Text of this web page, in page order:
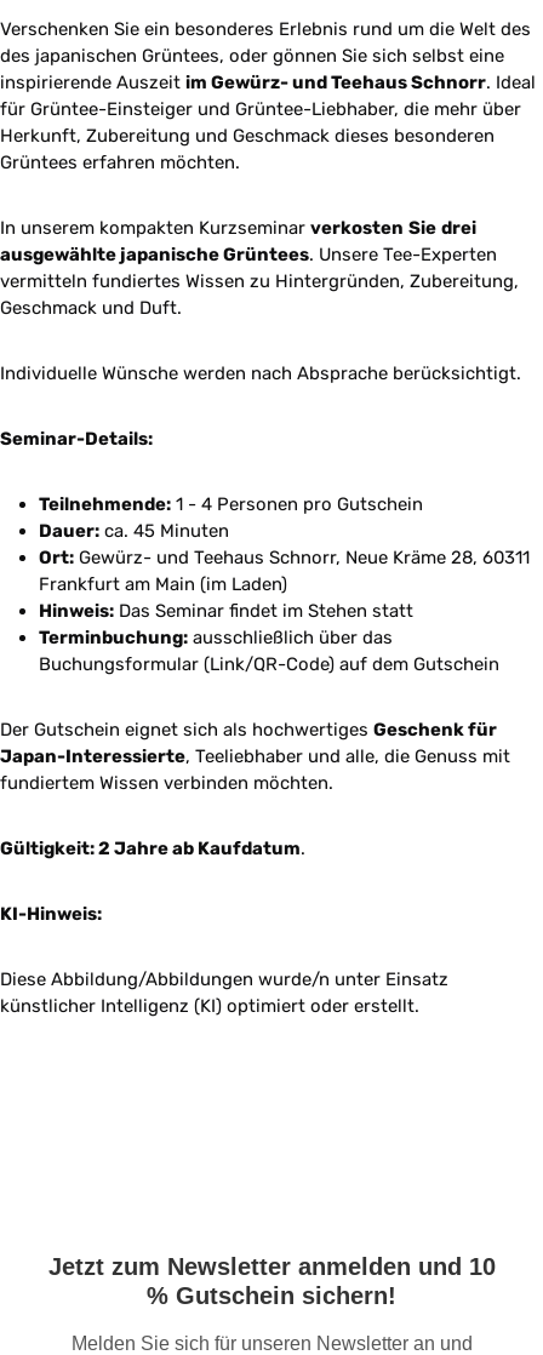
Verschenken Sie ein besonderes Erlebnis rund um die Welt des
des japanischen Grüntees, oder gönnen Sie sich selbst eine
inspirierende Auszeit im Gewürz- und Teehaus Schnorr. Ideal
für Grüntee-Einsteiger und Grüntee-Liebhaber, die mehr über
Herkunft, Zubereitung und Geschmack dieses besonderen
Grüntees erfahren möchten.
In unserem kompakten Kurzseminar verkosten Sie drei
ausgewählte japanische Grüntees. Unsere Tee-Experten
vermitteln fundiertes Wissen zu Hintergründen, Zubereitung,
Geschmack und Duft.
Individuelle Wünsche werden nach Absprache berücksichtigt.
Seminar-Details:
Teilnehmende: 1 - 4 Personen pro Gutschein
Dauer: ca. 45 Minuten
Ort: Gewürz- und Teehaus Schnorr, Neue Kräme 28, 60311
Frankfurt am Main (im Laden)
Hinweis: Das Seminar findet im Stehen statt
Terminbuchung: ausschließlich über das
Buchungsformular (Link/QR-Code) auf dem Gutschein
Der Gutschein eignet sich als hochwertiges Geschenk für
Japan-Interessierte, Teeliebhaber und alle, die Genuss mit
fundiertem Wissen verbinden möchten.
Gültigkeit: 2 Jahre ab Kaufdatum.
KI-Hinweis:
Diese Abbildung/Abbildungen wurde/n unter Einsatz
künstlicher Intelligenz (KI) optimiert oder erstellt.
Jetzt zum Newsletter anmelden und 10
% Gutschein sichern!
Melden Sie sich für unseren Newsletter an und